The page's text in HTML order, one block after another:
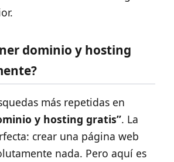
dominio y hosting
más repetidas en
y hosting gratis”. La
crear una página web
nada. Pero aquí es